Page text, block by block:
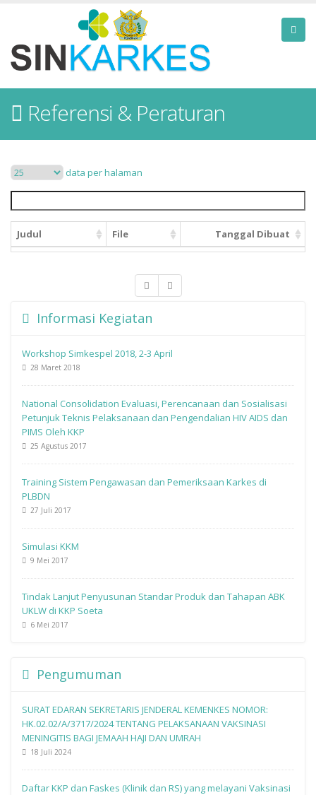
Referensi & Peraturan
data per halaman
Judul File Tanggal Dibuat
Informasi Kegiatan
Workshop Simkespel 2018, 2-3 April
28 Maret 2018
National Consolidation Evaluasi, Perencanaan dan Sosialisasi
Petunjuk Teknis Pelaksanaan dan Pengendalian HIV AIDS dan
PIMS Oleh KKP
25 Agustus 2017
Training Sistem Pengawasan dan Pemeriksaan Karkes di
PLBDN
27 Juli 2017
Simulasi KKM
9 Mei 2017
Tindak Lanjut Penyusunan Standar Produk dan Tahapan ABK
UKLW di KKP Soeta
6 Mei 2017
Pengumuman
SURAT EDARAN SEKRETARIS JENDERAL KEMENKES NOMOR:
HK.02.02/A/3717/2024 TENTANG PELAKSANAAN VAKSINASI
MENINGITIS BAGI JEMAAH HAJI DAN UMRAH
18 Juli 2024
Daftar KKP dan Faskes (Klinik dan RS) yang melayani Vaksinasi